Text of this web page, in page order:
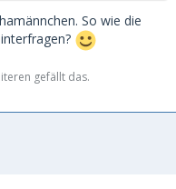
So wie die
gefällt das.